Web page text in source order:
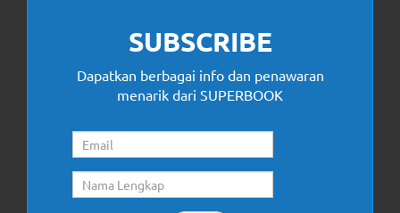
SUBSCRIBE
Dapatkan berbagai info dan penawaran
menarik dari SUPERBOOK